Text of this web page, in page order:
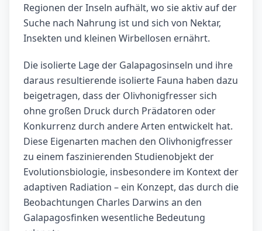
Regionen der Inseln aufhält, wo sie aktiv auf der
Suche nach Nahrung ist und sich von Nektar,
Insekten und kleinen Wirbellosen ernährt.
Die isolierte Lage der Galapagosinseln und ihre
daraus resultierende isolierte Fauna haben dazu
beigetragen, dass der Olivhonigfresser sich
ohne großen Druck durch Prädatoren oder
Konkurrenz durch andere Arten entwickelt hat.
Diese Eigenarten machen den Olivhonigfresser
zu einem faszinierenden Studienobjekt der
Evolutionsbiologie, insbesondere im Kontext der
adaptiven Radiation – ein Konzept, das durch die
Beobachtungen Charles Darwins an den
Galapagosfinken wesentliche Bedeutung